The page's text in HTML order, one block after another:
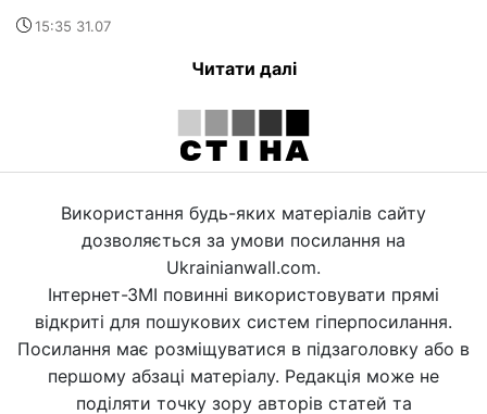
15:35 31.07
Читати далі
Використання будь-яких матеріалів сайту
дозволяється за умови посилання на
Ukrainianwall.com.
Інтернет-ЗМІ повинні використовувати прямі
відкриті для пошукових систем гіперпосилання.
Посилання має розміщуватися в підзаголовку або в
першому абзаці матеріалу. Редакція може не
поділяти точку зору авторів статей та